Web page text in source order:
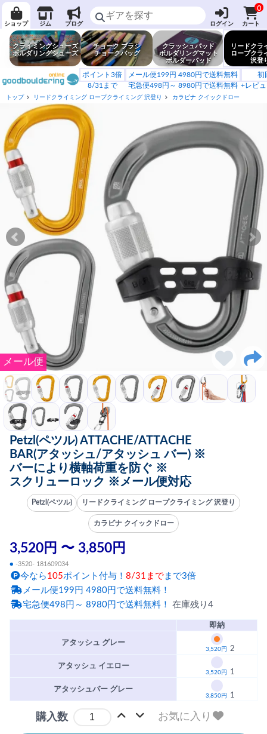
ショップ ジム ブログ ログイン
0
カート
クライミングシューズ
ボルダリングシューズ
チョーク ブラシ
チョークバッグ
クラッシュパッド
ボルダリングマット
ボルダーパッド
リードクラ
ロープクラ
沢登
ポイント3倍
8/31まで
メール便199円 4980円で送料無料
宅急便498円～ 8980円で送料無料
初
+レビ
トップ リードクライミング ロープクライミング 沢登り カラビナ クイックドロー
メール便
Petzl(ペツル) ATTACHE/ATTACHE
BAR(アタッシュ/アタッシュ バー) ※
バーにより横軸荷重を防ぐ ※
スクリューロック ※メール便対応
Petzl(ペツル) リードクライミング ロープクライミング 沢登り
カラビナ クイックドロー
3,520円 〜 3,850円
● -3520- 181609034
今なら 105ポイント付与！ 8/31まで まで3倍
メール便199円 4980円で送料無料！
宅急便498円～ 8980円で送料無料！ 在庫残り4
即納
アタッシュ グレー
3,520円 2
アタッシュ イエロー
3,520円 1
アタッシュバー グレー
3,850円 1
購入数 お気に入り